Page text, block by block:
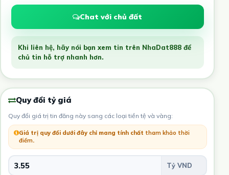
Chat với chủ đất
Khi liên hệ, hãy nói bạn xem tin trên NhaDat888 để
chủ tin hỗ trợ nhanh hơn.
Quy đổi tỷ giá
Quy đổi giá trị tin đăng này sang các loại tiền tệ và vàng:
Giá trị quy đổi dưới đây chỉ mang tính chất tham khảo thời
điểm.